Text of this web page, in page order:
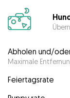
Abholen und/
Maximale
Feiertagsrate